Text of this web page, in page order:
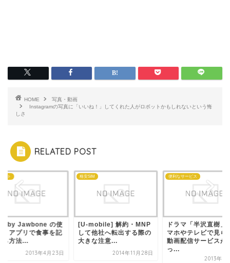
HOME
写真・動画
Instagramの写真に「いいね！」してくれた人がロボットかもしれないという悔
しさ
RELATED POST
ット
by Jawbone の使
】アプリで食事を記
る方法...
2013年4月23日
格安SIM
[U-mobile] 解約・MNP
して他社へ転出する際の
大きな注意...
2014年11月28日
便利なサービス
ドラマ「半沢直樹」
マホやテレビで見ら
動画配信サービスが
っ...
2013年8